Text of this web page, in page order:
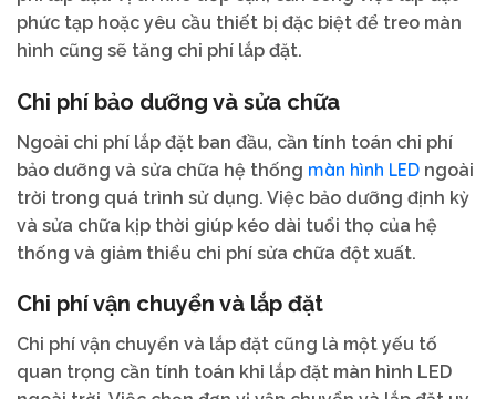
phức tạp hoặc yêu cầu thiết bị đặc biệt để treo màn
hình cũng sẽ tăng chi phí lắp đặt.
Chi phí bảo dưỡng và sửa chữa
Ngoài chi phí lắp đặt ban đầu, cần tính toán chi phí
bảo dưỡng và sửa chữa hệ thống màn hình LED ngoài
trời trong quá trình sử dụng. Việc bảo dưỡng định kỳ
và sửa chữa kịp thời giúp kéo dài tuổi thọ của hệ
thống và giảm thiểu chi phí sửa chữa đột xuất.
Chi phí vận chuyển và lắp đặt
Chi phí vận chuyển và lắp đặt cũng là một yếu tố
quan trọng cần tính toán khi lắp đặt màn hình LED